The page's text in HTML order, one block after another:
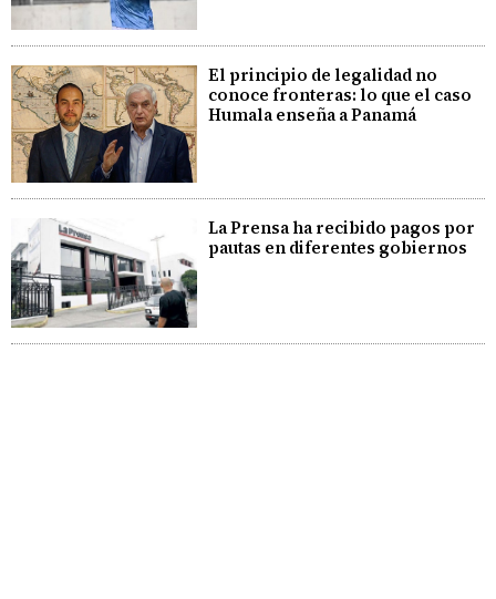
El principio de legalidad no
conoce fronteras: lo que el caso
Humala enseña a Panamá
La Prensa ha recibido pagos por
pautas en diferentes gobiernos